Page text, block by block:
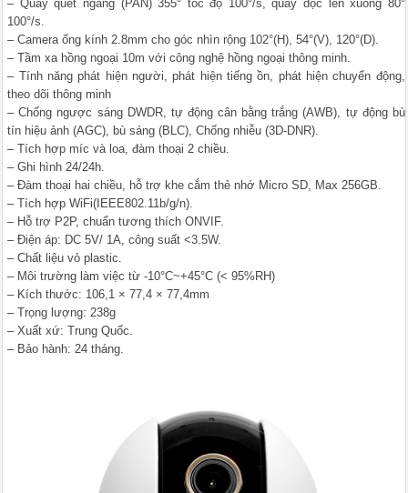
– Quay quét ngang (PAN) 355° tốc độ 100°/s, quay dọc lên xuống 80°
100°/s.
– Camera ống kính 2.8mm cho góc nhìn rộng 102°(H), 54°(V), 120°(D).
– Tầm xa hồng ngoại 10m với công nghệ hồng ngoại thông minh.
– Tính năng phát hiện người, phát hiện tiếng ồn, phát hiện chuyển động,
theo dõi thông minh
– Chống ngược sáng DWDR, tự động cân bằng trắng (AWB), tự động bù
tín hiệu ảnh (AGC), bù sáng (BLC), Chống nhiễu (3D-DNR).
– Tích hợp míc và loa, đàm thoại 2 chiều.
– Ghi hình 24/24h.
– Đàm thoại hai chiều, hỗ trợ khe cắm thẻ nhớ Micro SD, Max 256GB.
– Tích hợp WiFi(IEEE802.11b/g/n).
– Hỗ trợ P2P, chuẩn tương thích ONVIF.
– Điện áp: DC 5V/ 1A, công suất <3.5W.
– Chất liệu vỏ plastic.
– Môi trường làm việc từ -10°C~+45°C (< 95%RH)
– Kích thước: 106,1 × 77,4 × 77,4mm
– Trọng lượng: 238g
– Xuất xứ: Trung Quốc.
– Bảo hành: 24 tháng.